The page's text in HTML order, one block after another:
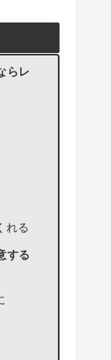
らレ
れる
する